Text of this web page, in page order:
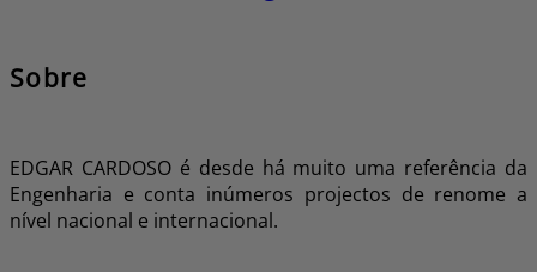
Sobre
EDGAR CARDOSO é desde há muito uma referência da
Engenharia e conta inúmeros projectos de renome a
nível nacional e internacional.